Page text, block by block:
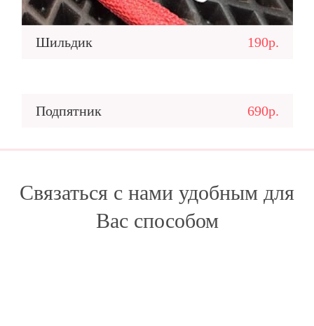
Шильдик 190р.
Подпятник 690р.
Связаться с нами удобным для
Вас способом